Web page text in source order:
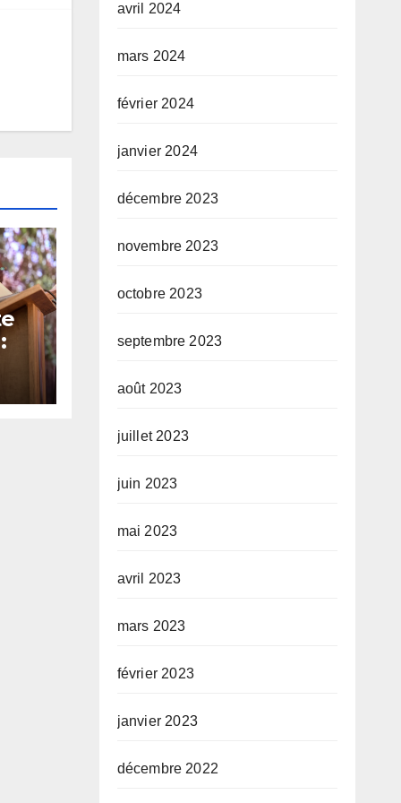
et
sa
avril 2024
mars 2024
février 2024
janvier 2024
décembre 2023
novembre 2023
octobre 2023
septembre 2023
août 2023
juillet 2023
juin 2023
mai 2023
avril 2023
mars 2023
février 2023
janvier 2023
décembre 2022